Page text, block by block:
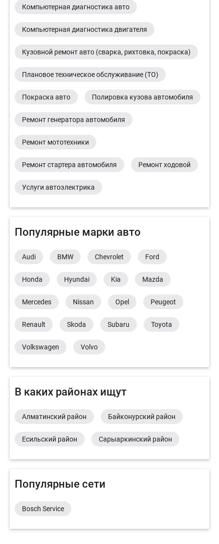
Компьютерная диагностика авто
Компьютерная диагностика двигателя
Кузовной ремонт авто (сварка, рихтовка, покраска)
Плановое техническое обслуживание (ТО)
Покраска авто Полировка кузова автомобиля
Ремонт генератора автомобиля
Ремонт мототехники
Ремонт стартера автомобиля Ремонт ходовой
Услуги автоэлектрика
Популярные марки авто
Audi BMW Chevrolet Ford
Honda Hyundai Kia Mazda
Mercedes Nissan Opel Peugeot
Renault Skoda Subaru Toyota
Volkswagen Volvo
В каких районах ищут
Алматинский район Байконурский район
Есильский район Сарыаркинский район
Популярные сети
Bosch Service